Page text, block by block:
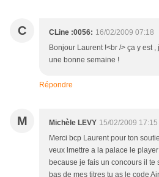
C CLine :0056: 16/02/2009 07:18
Bonjour Laurent !<br /> ça y est
une bonne semaine !
Répondre
M Michèle LEVY 15/02/2009 17:15
Merci bcp Laurent pour ton
veux lmettre a la palace le
because je fais un concours il te
bas de mes titres tu as le code